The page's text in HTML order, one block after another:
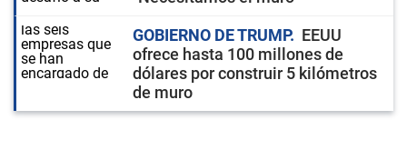
GOBIERNO DE TRUMP
EEUU
ofrece hasta 100 millones de
dólares por construir 5 kilómetros
de muro